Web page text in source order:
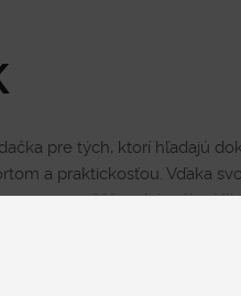
pre tých, ktorí hľadajú
a praktickosťou. Vďaka
aj pre väčšie obývačky.